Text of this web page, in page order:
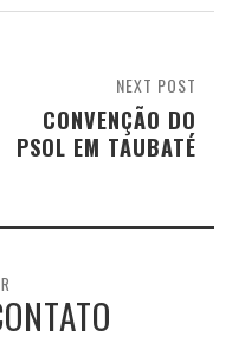
NEXT POST
CONVENÇÃO DO
PSOL EM TAUBATÉ